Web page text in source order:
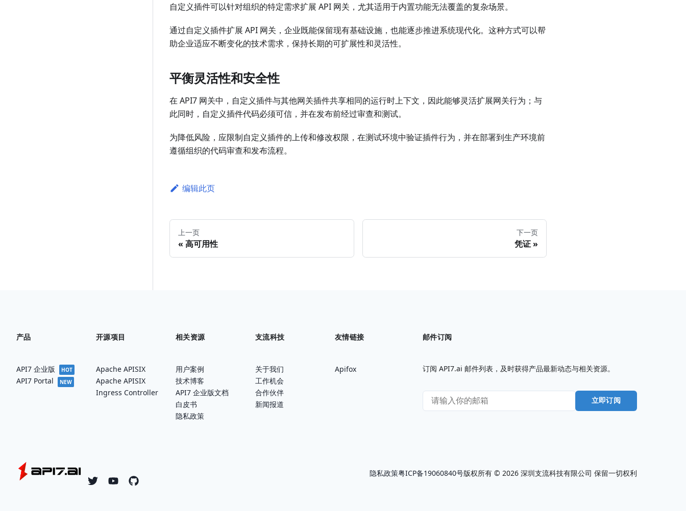
自定义插件可以针对组织的特定需求扩展 API 网关，尤其适用于内置功能无法覆盖的复杂场景。
通过自定义插件扩展 API 网关，企业既能保留现有基础设施，也能逐步推进系统现代化。这种方式可以帮
助企业适应不断变化的技术需求，保持长期的可扩展性和灵活性。
平衡灵活性和安全性
在 API7 网关中，自定义插件与其他网关插件共享相同的运行时上下文，因此能够灵活扩展网关行为；与
此同时，自定义插件代码必须可信，并在发布前经过审查和测试。
为降低风险，应限制自定义插件的上传和修改权限，在测试环境中验证插件行为，并在部署到生产环境前
遵循组织的代码审查和发布流程。
编辑此页
上一页
高可用性
下一页
凭证
产品
API7 企业版 HOT
API7 Portal NEW
开源项目
Apache APISIX
Apache APISIX
Ingress Controller
相关资源
用户案例
技术博客
API7 企业版文档
白皮书
隐私政策
支流科技
关于我们
工作机会
合作伙伴
新闻报道
友情链接
Apifox
邮件订阅
订阅 API7.ai 邮件列表，及时获得产品最新动态与相关资源。
立即订阅
TwitterYouTubeGithub
隐私政策粤ICP备19060840号版权所有 © 2026 深圳支流科技有限公司 保留一切权利